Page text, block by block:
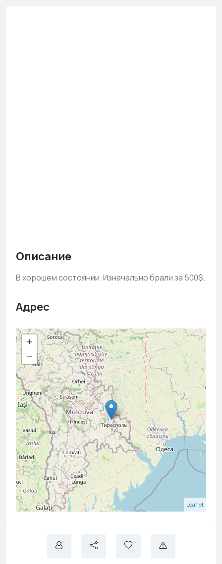
Описание
В хорошем состоянии. Изначально брали за 500$.
Адрес
+
−
Leaflet